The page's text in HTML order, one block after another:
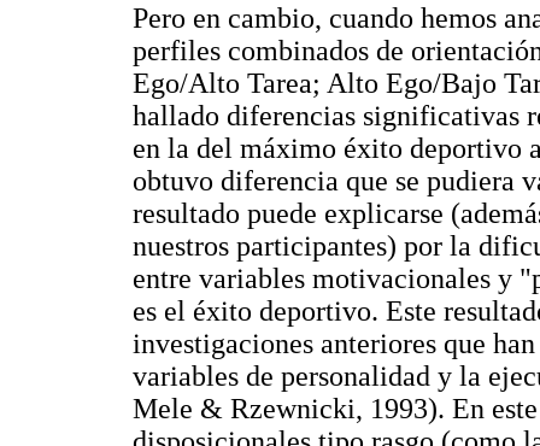
Pero en cambio, cuando hemos
perfiles combinados de
Ego/Alto Tarea; Alto Ego/Bajo
hallado diferencias significativas
en la del máximo éxito deportivo
obtuvo diferencia que se pudiera
resultado puede explicarse
nuestros participantes) por la
entre variables motivacionales y
es el éxito deportivo. Este
investigaciones anteriores que
variables de personalidad y la
Mele & Rzewnicki, 1993). En